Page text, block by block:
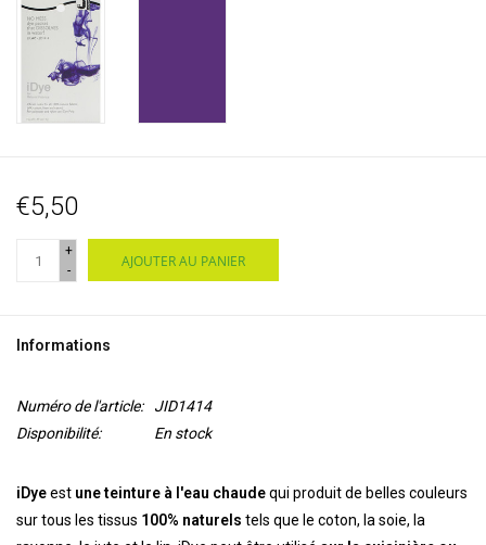
€5,50
+
-
AJOUTER AU PANIER
Informations
Numéro de l'article:
JID1414
Disponibilité:
En stock
iDyeest une teinture à l'eau chaudequi produit de belles couleurs
sur tous les tissus 100% naturels tels que le coton, la soie, la